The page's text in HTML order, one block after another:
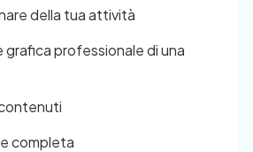
della tua attività
grafica professionale di una
completa